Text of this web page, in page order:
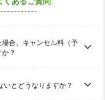
合、キャンセル料（予
？
いとどうなりますか？